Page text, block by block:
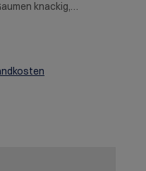
knackig,
in Neuseeland!